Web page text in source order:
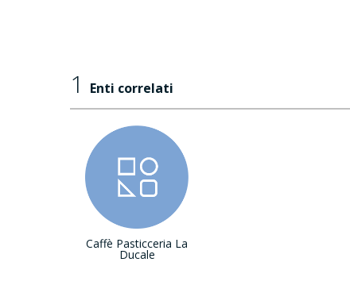
1 Enti correlati
Caffè Pasticceria La
Ducale